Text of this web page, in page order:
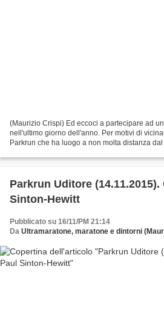
(Maurizio Crispi) Ed eccoci a partecipare ad
nell'ultimo giorno dell'anno. Per motivi di
Parkrun che ha luogo a non molta distanza
Parkrun Uditore
Sinton-Hewitt
Pubblicato su 16/11/PM 21:14
Da Ultramaratone, maratone e dintorni